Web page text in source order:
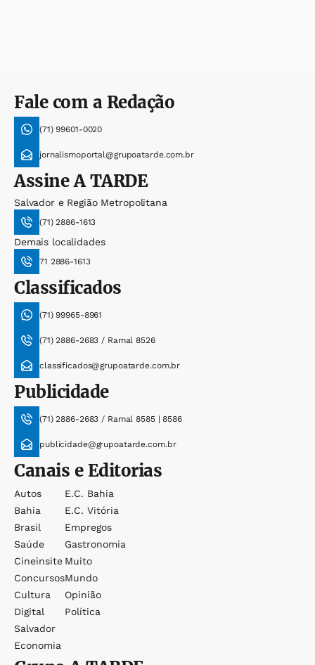
Fale com a Redação
(71) 99601-0020
jornalismoportal@grupoatarde.com.br
AssineA TARDE
Salvador e Região Metropolitana
(71) 2886-1613
Demais localidades
71 2886-1613
Classificados
(71) 99965-8961
(71) 2886-2683 / Ramal 8526
classificados@grupoatarde.com.br
Publicidade
(71) 2886-2683 / Ramal 8585 | 8586
publicidade@grupoatarde.com.br
Canais e Editorias
Autos
Bahia
Brasil
Saúde
Cineinsite
Concursos
Cultura
Digital
Salvador
Economia
E.c. Bahia
E.c. Vitória
Empregos
Gastronomia
Muito
Mundo
Opinião
Política